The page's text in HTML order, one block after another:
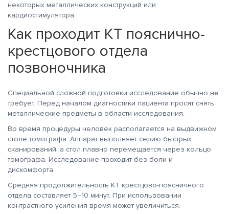
некоторых металлических конструкций или
кардиостимулятора.
Как проходит КТ пояснично-
крестцового отдела
позвоночника
Специальной сложной подготовки исследование обычно не
требует. Перед началом диагностики пациента просят снять
металлические предметы в области исследования.
Во время процедуры человек располагается на выдвижном
столе томографа. Аппарат выполняет серию быстрых
сканирований, а стол плавно перемещается через кольцо
томографа. Исследование проходит без боли и
дискомфорта.
Средняя продолжительность КТ крестцово-поясничного
отдела составляет 5–10 минут. При использовании
контрастного усиления время может увеличиться.